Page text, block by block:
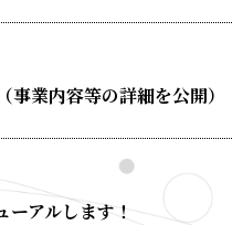
業内容等の詳細を公開）
アルします！